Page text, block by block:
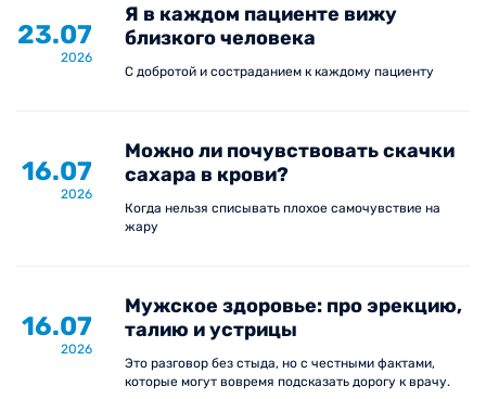
23.07
2026
Я в каждом пациенте вижу
близкого человека
С добротой и состраданием к каждому пациенту
16.07
2026
Можно ли почувствовать скачки
сахара в крови?
Когда нельзя списывать плохое самочувствие на
жару
16.07
2026
Мужское здоровье: про эрекцию,
талию и устрицы
Это разговор без стыда, но с честными фактами,
которые могут вовремя подсказать дорогу к врачу.